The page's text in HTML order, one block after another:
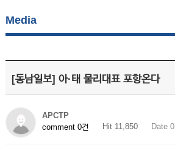
Media
[동남일보] 아·태 물리대표 포항온다
APCTP
comment 0건
Hit 11,850 Date